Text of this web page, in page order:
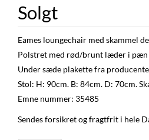
Solgt
Eames loungechair med skammel
Polstret med rød/brunt læder i pæn
Under sæde plakette fra
Stol: H: 90cm. B: 84cm. D: 70cm.
Emne nummer: 35485
Sendes forsikret og fragtfrit i hele